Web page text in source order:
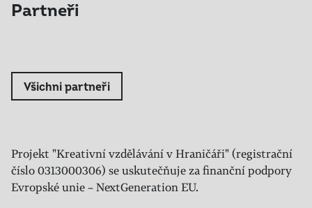
Partneři
Všichni partneři
Projekt "Kreativní vzdělávání v Hraničáři" (registrační
číslo 0313000306) se uskutečňuje za finanční podpory
Evropské unie – NextGeneration EU.